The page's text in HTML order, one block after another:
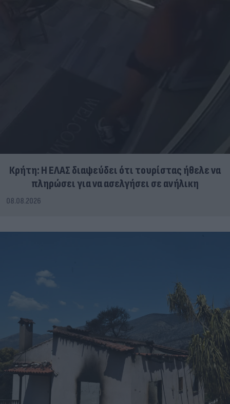
Κρήτη: Η ΕΛΑΣ διαψεύδει ότι τουρίστας ήθελε να
πληρώσει για να ασελγήσει σε ανήλικη
08.08.2026